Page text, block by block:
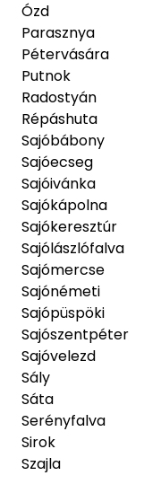
Ózd
Parasznya
Pétervására
Putnok
Radostyán
Répáshuta
Sajóbábony
Sajóecseg
Sajóivánka
Sajókápolna
Sajókeresztúr
Sajólászlófalva
Sajómercse
Sajónémeti
Sajópüspöki
Sajószentpéter
Sajóvelezd
Sály
Sáta
Serényfalva
Sirok
Szajla